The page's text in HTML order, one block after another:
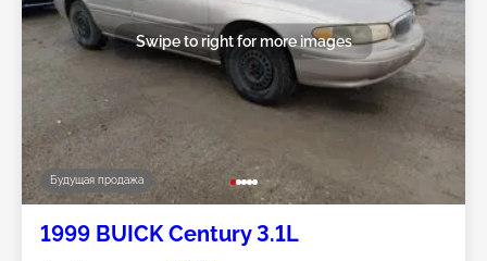
Будущая продажа
Swipe to right for more images
1999 BUICK Century 3.1L